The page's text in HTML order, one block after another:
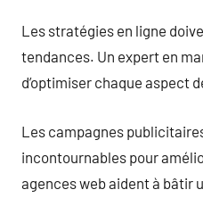
Les stratégies en ligne
tendances. Un expert en
d’optimiser chaque aspect
Les campagnes
incontournables pour
agences web aident à bâtir